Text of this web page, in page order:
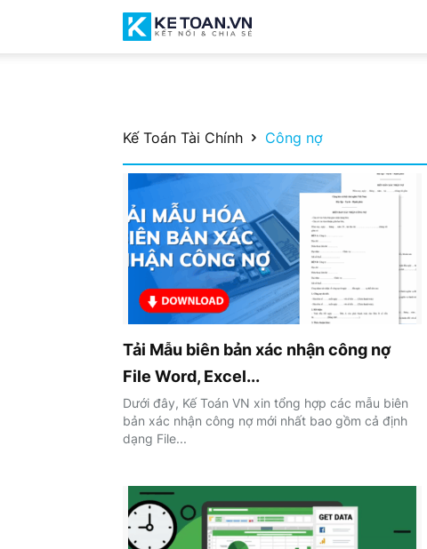
đồng
chia
sẻ
Kế Toán Tài Chính Công nợ
Tải Mẫu biên bản xác nhận công nợ
File Word, Excel...
Dưới đây, Kế Toán VN xin tổng hợp các mẫu biên
bản xác nhận công nợ mới nhất bao gồm cả định
dạng File...